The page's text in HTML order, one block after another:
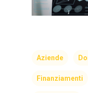
Aziende
Finanziamenti